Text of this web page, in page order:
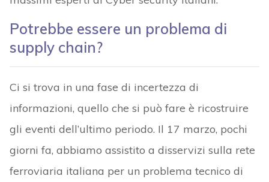
Potrebbe essere un problema di
supply chain?
Ci si trova in una fase di incertezza di
informazioni, quello che si può fare è ricostruire
gli eventi dell’ultimo periodo. Il 17 marzo, pochi
giorni fa, abbiamo assistito a disservizi sulla rete
ferroviaria italiana per un problema tecnico di